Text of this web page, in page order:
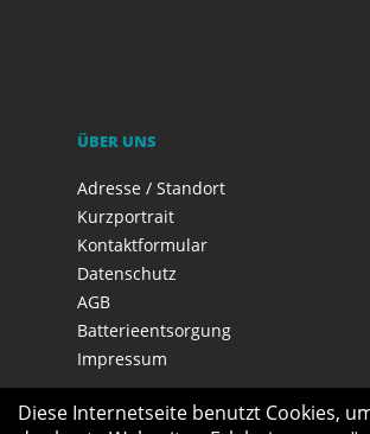
ÜBER UNS
Adresse / Standort
Kurzportrait
Kontaktformular
Datenschutz
AGB
Batterieentsorgung
Impressum
Diese Internetseite benutzt Cookies,